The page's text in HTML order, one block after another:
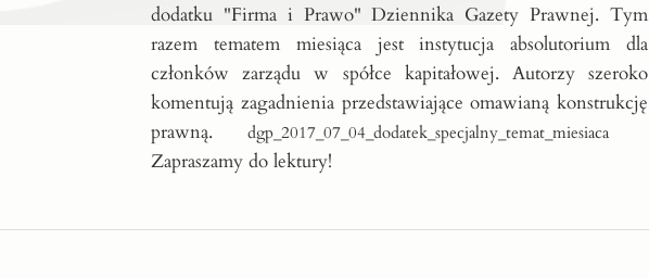
dodatku "Firma i Prawo" Dziennika Gazety Prawnej. Tym
razem tematem miesiąca jest instytucja absolutorium dla
członków zarządu w spółce kapitałowej. Autorzy szeroko
komentują zagadnienia przedstawiające omawianą konstrukcję
prawną. dgp_2017_07_04_dodatek_specjalny_temat_miesiaca
Zapraszamy do lektury!